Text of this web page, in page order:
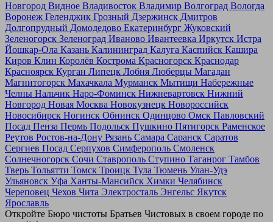
Новгород Видное Владивосток Владимир Волгоград Вологда
Воронеж Геленджик Грозный Дзержинск Дмитров
Долгопрудный Домодедово Екатеринбург Жуковский
Зеленогорск Зеленоград Иваново Ивантеевка Иркутск Истра
Йошкар-Ола Казань Калининград Калуга Каспийск Кашира
Киров Клин Королёв Кострома Красногорск Краснодар
Красноярск Курган Липецк Лобня Люберцы Магадан
Магнитогорск Махачкала Мурманск Мытищи Набережные
Челны Нальчик Наро-Фоминск Нижневартовск Нижний
Новгород Новая Москва Новокузнецк Новороссийск
Новосибирск Ногинск Обнинск Одинцово Омск Павловский
Посад Пенза Пермь Подольск Пушкино Пятигорск Раменское
Реутов Ростов-на-Дону Рязань Самара Саранск Саратов
Сергиев Посад Серпухов Симферополь Смоленск
Солнечногорск Сочи Ставрополь Ступино Таганрог Тамбов
Тверь Тольятти Томск Троицк Тула Тюмень Улан-Удэ
Ульяновск Уфа Ханты-Мансийск Химки Челябинск
Череповец Чехов Чита Электросталь Энгельс Якутск
Ярославль
Откройте Бюро чистоты Братьев Чистовых в своем городе по